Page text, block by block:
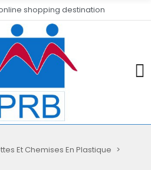
shopping destination
Et Chemises En Plastique